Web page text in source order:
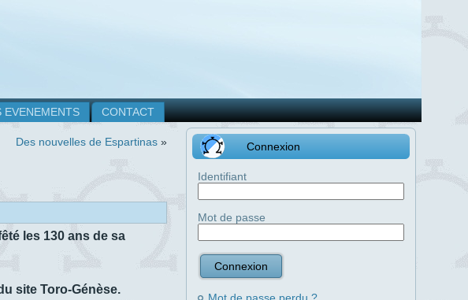
EVENEMENTS CONTACT
Des nouvelles de Espartinas »
les 130 ans de sa
site Toro-Génèse.
Connexion
Identifiant
Mot de passe